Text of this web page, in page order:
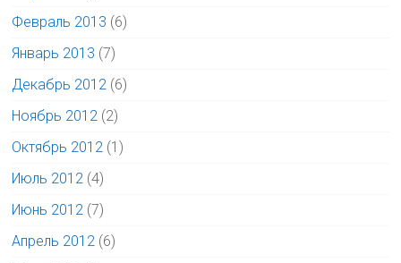
Февраль 2013 (6)
Январь 2013 (7)
Декабрь 2012 (6)
Ноябрь 2012 (2)
Октябрь 2012 (1)
Июль 2012 (4)
Июнь 2012 (7)
Апрель 2012 (6)